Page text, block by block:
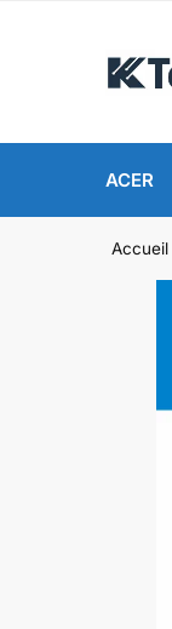
ACER
Accueil